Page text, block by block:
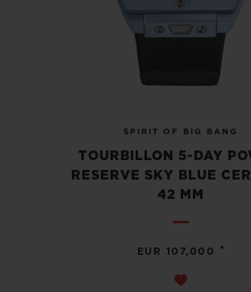
SPIRIT OF BIG BANG
TOURBILLON 5-DAY
RESERVE SKY BLUE
42 MM
EUR 107,000 •